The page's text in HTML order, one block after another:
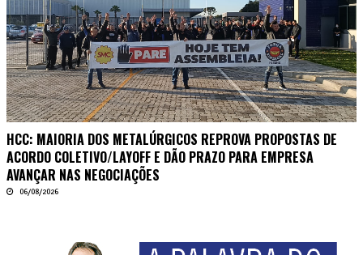
HCC: MAIORIA DOS METALÚRGICOS REPROVA PROPOSTAS DE
ACORDO COLETIVO/LAYOFF E DÃO PRAZO PARA EMPRESA
AVANÇAR NAS NEGOCIAÇÕES
06/08/2026